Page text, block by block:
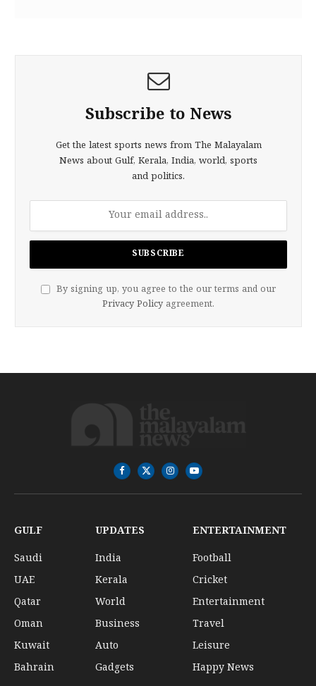
Subscribe to News
Get the latest sports news from The Malayalam
News about Gulf, Kerala, India, world, sports
and politics.
By signing up, you agree to the our terms and our
Privacy Policy agreement.
Facebook
X
(Twitter)
InstagramYouTube
GULF
Saudi
UAE
Qatar
Oman
Kuwait
Bahrain
UPDATES
India
Kerala
World
Business
Auto
Gadgets
ENTERTAINMENT
Football
Cricket
Entertainment
Travel
Leisure
Happy News